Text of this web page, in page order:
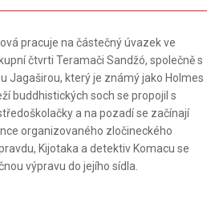
pracuje na částečný úvazek ve
čtvrti Teramači Sandžó, společně s
Jagaširou, který je známý jako Holmes
buddhistických soch se propojil s
a na pozadí se začínají
organizovaného zločineckého
Kijotaka a detektiv Komacu se
výpravu do jejího sídla.